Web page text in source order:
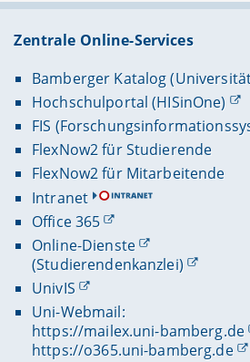
Zentrale Online-Services
Bamberger Katalog
Hochschulportal (HISinOne)
FIS
FlexNow2 für Studierende
FlexNow2 für Mitarbeitende
Intranet
Office 365
Online-Dienste
(Studierendenkanzlei)
UnivIS
Uni-Webmail:
https://mailex.uni-bamberg.de
https://o365.uni-bamberg.de